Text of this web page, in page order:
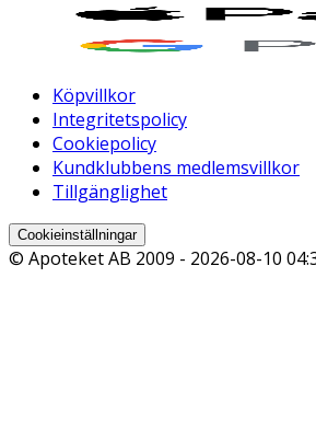
Köpvillkor
Integritetspolicy
Cookiepolicy
Kundklubbens medlemsvillkor
Tillgänglighet
Cookieinställningar
© Apoteket AB 2009 - 2026-08-10